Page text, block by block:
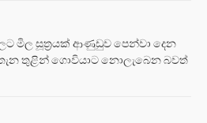
මිල සූත්‍රයක් ආණුඩුව පෙන්වා දෙන
තුළින් ගොවියාට නොලැබෙන බවත්